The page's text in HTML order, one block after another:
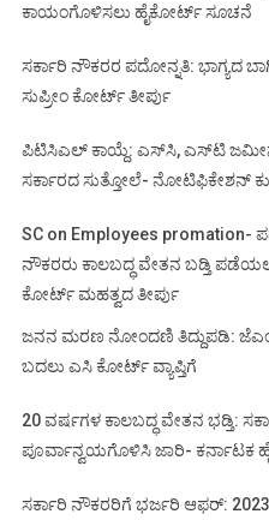
ಕಾಯಂಗೊಳಿಸಲು ಹೈಕೋರ್ಟ್ ಸೂಚನೆ
ಸರ್ಕಾರಿ ನೌಕರರ ಪದೋನ್ನತಿ: ಭಾಗ್ಯದ
ಸುಪ್ರೀಂ ಕೋರ್ಟ್ ತೀರ್ಪು
ಪಿಟಿಸಿಎಲ್ ಕಾಯ್ದೆ: ಎಸ್‌ಸಿ, ಎಸ್‌ಟಿ ಜಮೀನು
ಸರ್ಕಾರದ ಸುತ್ತೋಲೆ- ನೋಟಿಫಿಕೇಶನ್‌
SC on Employees promation-
ನೌಕರರು ಕಾಲಬದ್ಧ ವೇತನ ಬಡ್ತಿ
ಕೋರ್ಟ್ ಮಹತ್ವದ ತೀರ್ಪು
ಜನನ ಮರಣ ನೋಂದಣಿ ತಿದ್ದುಪಡಿ:
ಬದಲು ಎಸಿ ಕೋರ್ಟ್‌ ವ್ಯಾಪ್ತಿಗೆ
20 ವರ್ಷಗಳ ಕಾಲಬದ್ಧ ವೇತನ ಭಡ್ತಿ:
ಪೂರ್ವಾನ್ವಯಗೊಳಿಸಿ ಜಾರಿ- ಕರ್ನಾಟಕ
ಸರ್ಕಾರಿ ನೌಕರರಿಗೆ ಭರ್ಜರಿ ಆಫರ್: